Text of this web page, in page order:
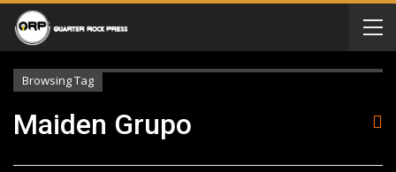
Browsing Tag
Maiden Grupo